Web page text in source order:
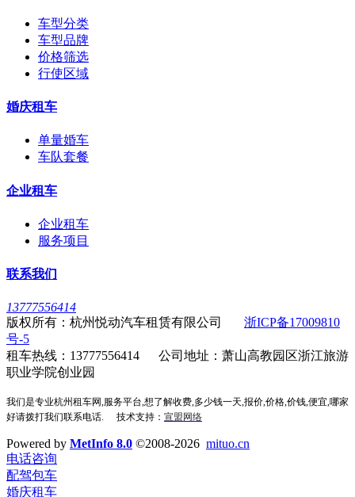
车型分类
车型品牌
价格筛选
行使区域
婚庆租车
单量婚车
车队套餐
企业租车
企业租车
服务项目
联系我们
13777556414
版权所有：杭州悦动汽车租赁有限公司 浙ICP备17009810
号-5
租车热线：13777556414 公司地址：萧山高教园区浙江旅游
职业学院创业园
我们是专业杭州租车网,服务平台,想了解收费,多少钱一天,报价,价格,价钱,便宜,哪家
好请拨打我们联系电话.
技术支持： 宣盟网络
Powered by MetInfo 8.0 ©2008-2026 mituo.cn
电话咨询
配驾包车
婚庆租车